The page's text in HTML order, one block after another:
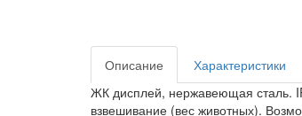
Описание
Характеристики
ЖК дисплей, нержавеющая сталь.
взвешивание (вес животных).